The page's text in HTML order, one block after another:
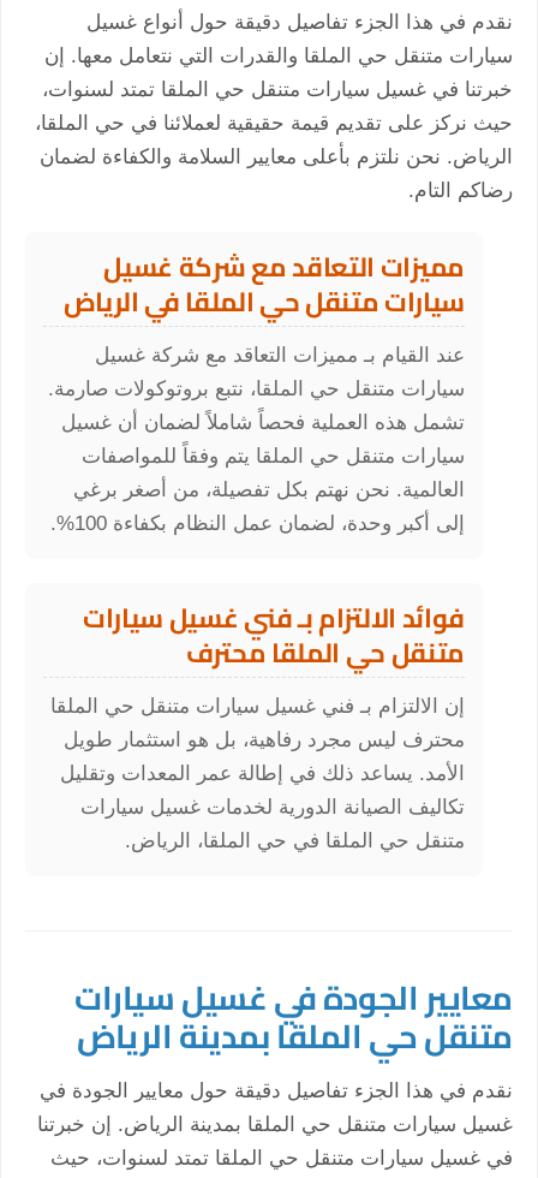
نقدم في هذا الجزء تفاصيل دقيقة حول أنواع غسيل
سيارات متنقل حي الملقا والقدرات التي نتعامل معها. إن
خبرتنا في غسيل سيارات متنقل حي الملقا تمتد لسنوات،
حيث نركز على تقديم قيمة حقيقية لعملائنا في حي الملقا،
الرياض. نحن نلتزم بأعلى معايير السلامة والكفاءة لضمان
رضاكم التام.
مميزات التعاقد مع شركة غسيل
سيارات متنقل حي الملقا في الرياض
عند القيام بـ مميزات التعاقد مع شركة غسيل
سيارات متنقل حي الملقا، نتبع بروتوكولات صارمة.
تشمل هذه العملية فحصاً شاملاً لضمان أن غسيل
سيارات متنقل حي الملقا يتم وفقاً للمواصفات
العالمية. نحن نهتم بكل تفصيلة، من أصغر برغي
إلى أكبر وحدة، لضمان عمل النظام بكفاءة 100%.
فوائد الالتزام بـ فني غسيل سيارات
متنقل حي الملقا محترف
إن الالتزام بـ فني غسيل سيارات متنقل حي الملقا
محترف ليس مجرد رفاهية، بل هو استثمار طويل
الأمد. يساعد ذلك في إطالة عمر المعدات وتقليل
تكاليف الصيانة الدورية لخدمات غسيل سيارات
متنقل حي الملقا في حي الملقا، الرياض.
معايير الجودة في غسيل سيارات
متنقل حي الملقا بمدينة الرياض
نقدم في هذا الجزء تفاصيل دقيقة حول معايير الجودة في
غسيل سيارات متنقل حي الملقا بمدينة الرياض. إن خبرتنا
في غسيل سيارات متنقل حي الملقا تمتد لسنوات، حيث